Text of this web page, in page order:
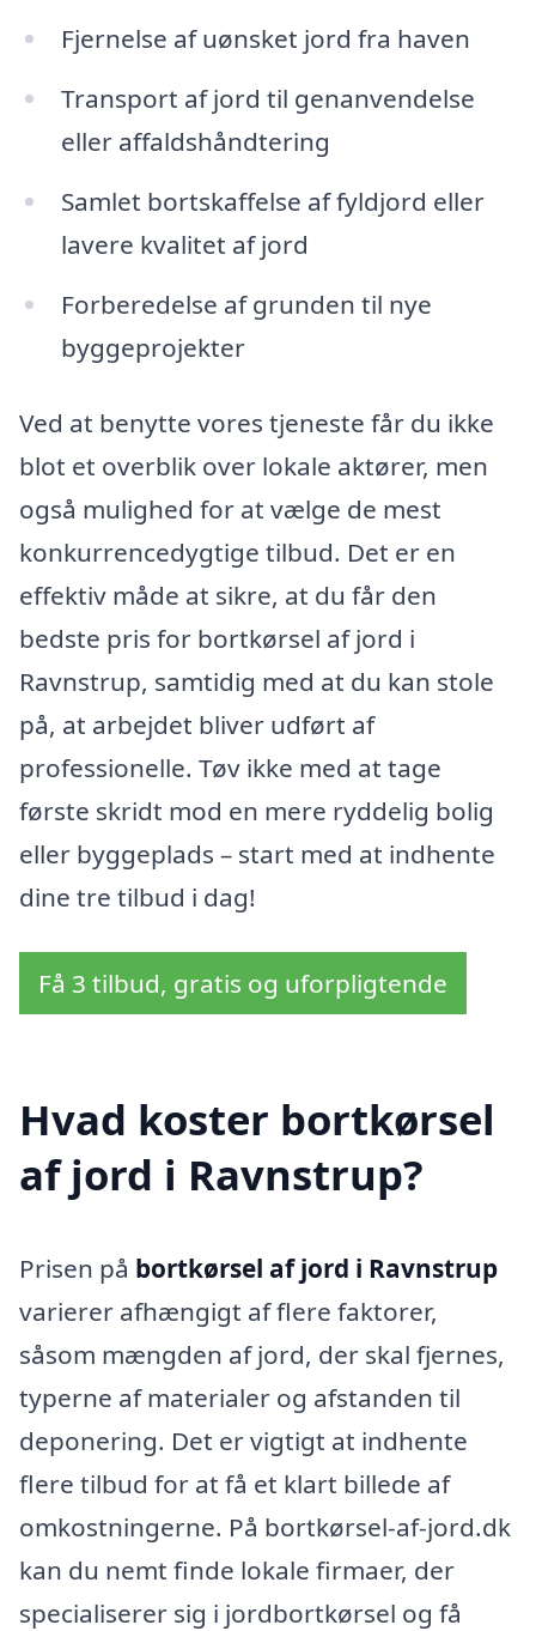
Fjernelse af uønsket jord fra haven
Transport af jord til genanvendelse
eller affaldshåndtering
Samlet bortskaffelse af fyldjord eller
lavere kvalitet af jord
Forberedelse af grunden til nye
byggeprojekter
Ved at benytte vores tjeneste får du ikke
blot et overblik over lokale aktører, men
også mulighed for at vælge de mest
konkurrencedygtige tilbud. Det er en
effektiv måde at sikre, at du får den
bedste pris for bortkørsel af jord i
Ravnstrup, samtidig med at du kan stole
på, at arbejdet bliver udført af
professionelle. Tøv ikke med at tage
første skridt mod en mere ryddelig bolig
eller byggeplads – start med at indhente
dine tre tilbud i dag!
Få 3 tilbud, gratis og uforpligtende
Hvad koster bortkørsel
af jord i Ravnstrup?
Prisen på bortkørsel af jord i Ravnstrup
varierer afhængigt af flere faktorer,
såsom mængden af jord, der skal fjernes,
typerne af materialer og afstanden til
deponering. Det er vigtigt at indhente
flere tilbud for at få et klart billede af
omkostningerne. På bortkørsel-af-jord.dk
kan du nemt finde lokale firmaer, der
specialiserer sig i jordbortkørsel og få